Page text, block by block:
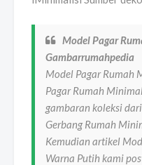
Model Pagar
Gambarrumahpedia
Model Pagar Rumah
Pagar Rumah
gambaran koleksi
Gerbang Rumah
Kemudian artikel
Warna Putih kami